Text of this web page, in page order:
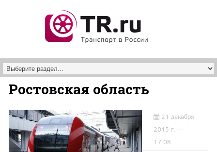
Ростовская область
21 декабря
2015 г. —
17:08